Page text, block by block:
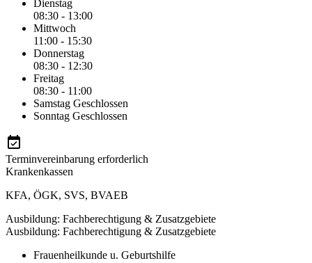
Dienstag
08:30 - 13:00
Mittwoch
11:00 - 15:30
Donnerstag
08:30 - 12:30
Freitag
08:30 - 11:00
Samstag Geschlossen
Sonntag Geschlossen
Terminvereinbarung erforderlich
Krankenkassen
KFA, ÖGK, SVS, BVAEB
Ausbildung: Fachberechtigung & Zusatzgebiete
Ausbildung: Fachberechtigung & Zusatzgebiete
Frauenheilkunde u. Geburtshilfe